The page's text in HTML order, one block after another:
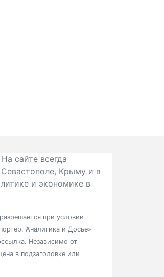
сайте всегда
Крыму и в
и экономике в
при условии
Аналитика и Досье»
Независимо от
в подзаголовке или